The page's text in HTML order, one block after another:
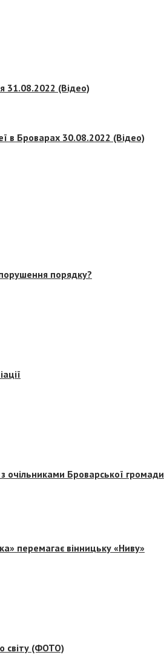
31.08.2022 (Відео)
в Броварах 30.08.2022 (Відео)
порядку?
очільниками Броварської громади
перемагає вінницьку «Ниву»
світу (ФОТО)